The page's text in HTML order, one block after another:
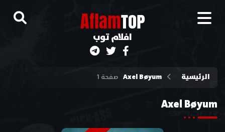
AflamTOP
افلام توب
الرئيسية Axel Bøyum صفحة 1
Axel Bøyum